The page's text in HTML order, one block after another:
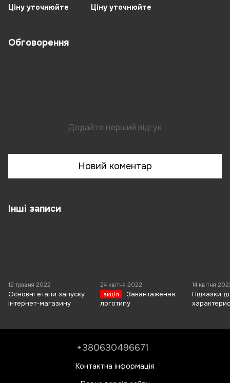
Ціну уточнюйте
Marshall MG10G
Ціну уточнюйте
Обговорення
Додайте перший відгук
Новий коментар
Інші записи
12 травня 2022
Основні етапи запуску
інтернет-магазину
24 квітня 2022
акція
Завантаження
логотипу
14 квітня
Підказки
+380630496671
Контактна інформація